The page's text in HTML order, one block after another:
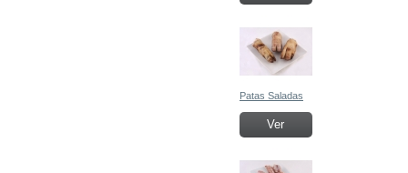
Patas Saladas
Ver